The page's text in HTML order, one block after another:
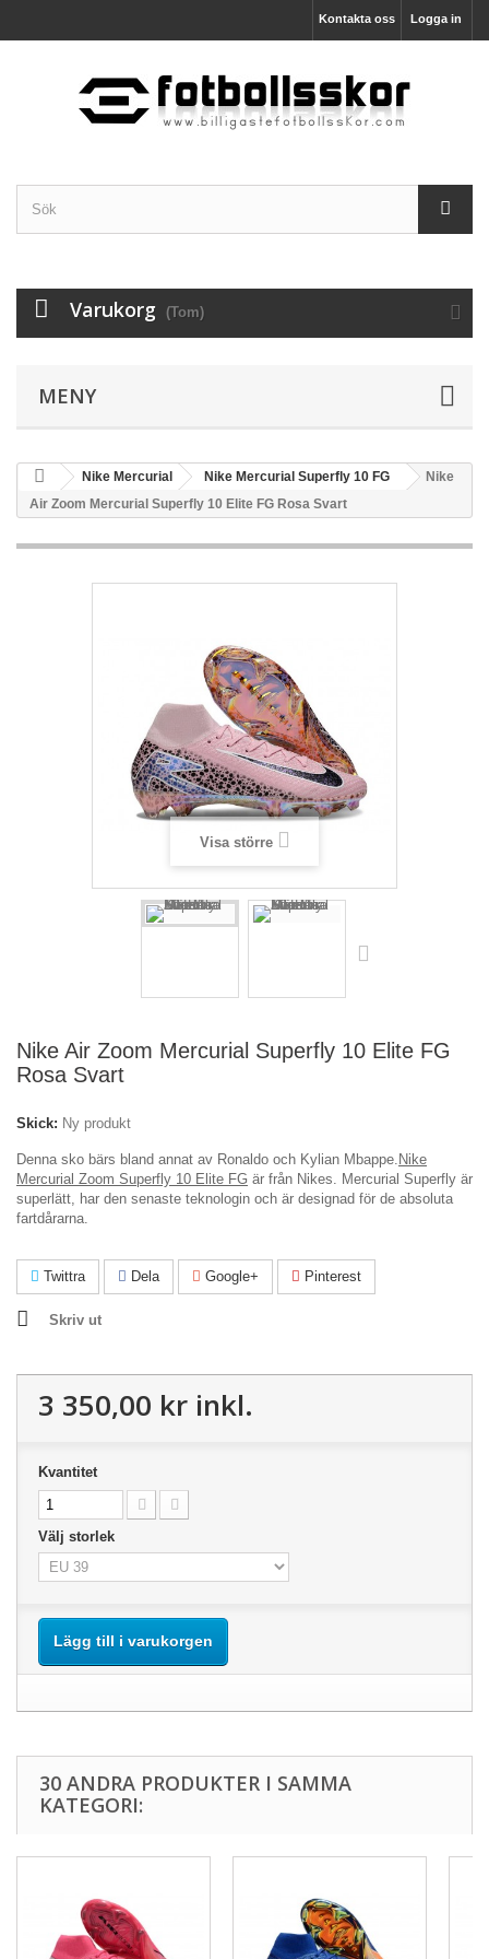
Logga in
Kontakta oss
Varukorg (Tom)
MENY
Nike Mercurial Nike Mercurial Superfly 10 FG
Nike
Air Zoom Mercurial Superfly 10 Elite FG Rosa Svart
Visa större
Nike Air Zoom Mercurial Superfly 10 Elite FG
Rosa Svart
Skick: Ny produkt
Denna sko bärs bland annat av Ronaldo och Kylian Mbappe. Nike
Mercurial Zoom Superfly 10 Elite FG är från Nikes. Mercurial Superfly är
superlätt, har den senaste teknologin och är designad för de absoluta
fartdårarna.
Twittra Dela Google+ Pinterest
Skriv ut
3 350,00 kr inkl.
Kvantitet
Välj storlek
Lägg till i varukorgen
30 ANDRA PRODUKTER I SAMMA
KATEGORI: